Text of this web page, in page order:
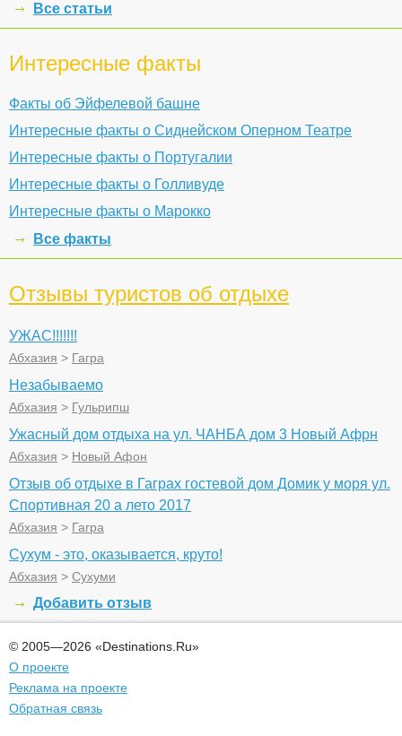
Все статьи
Интересные факты
Факты об Эйфелевой башне
Интересные факты о Сиднейском Оперном Театре
Интересные факты о Португалии
Интересные факты о Голливуде
Интересные факты о Марокко
Все факты
Отзывы туристов об отдыхе
УЖАС!!!!!!!
Абхазия > Гагра
Незабываемо
Абхазия > Гульрипш
Ужасный дом отдыха на ул. ЧАНБА дом 3 Новый Афрн
Абхазия > Новый Афон
Отзыв об отдыхе в Гаграх гостевой дом Домик у моря ул.
Спортивная 20 а лето 2017
Абхазия > Гагра
Сухум - это, оказывается, круто!
Абхазия > Сухуми
Добавить отзыв
© 2005—2026 «Destinations.Ru»
О проекте
Реклама на проекте
Обратная связь